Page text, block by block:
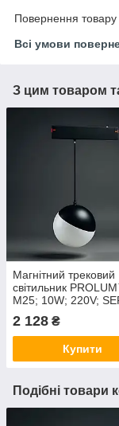
Повернення
Всі умови
З цим товаром
Магнітний трековий
світильник
M25; 10W; 220V;
2 128 ₴
Купити
Подібні товари